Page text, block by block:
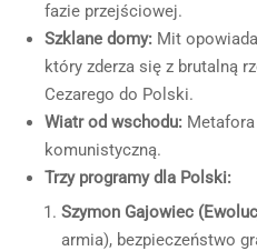
fazie przejściowej.
Szklane domy: Mit
który zderza się z brutalną
Cezarego do Polski.
Wiatr od wschodu:
komunistyczną.
Trzy programy dla Polski:
Szymon Gajowiec
armia), bezpieczeństwo